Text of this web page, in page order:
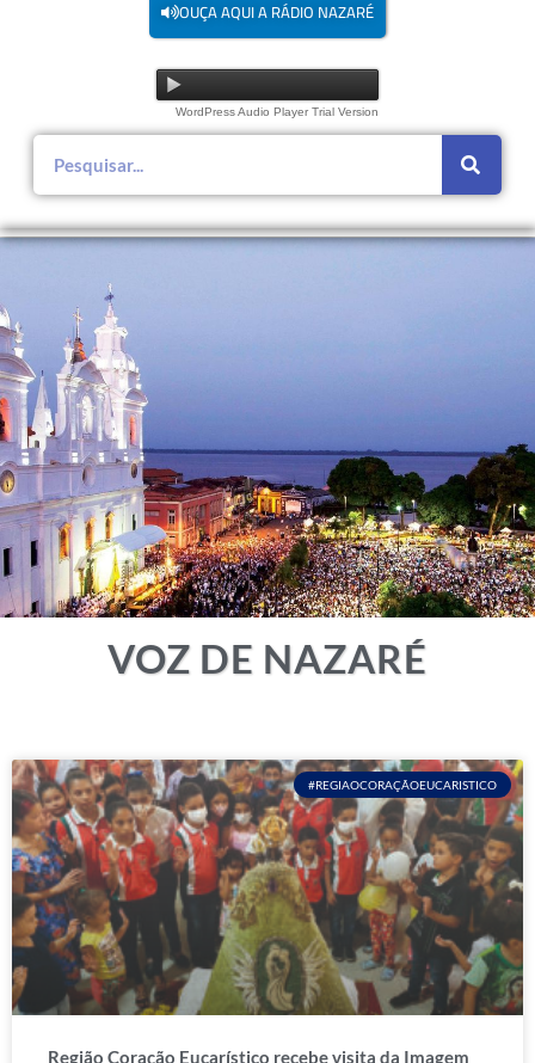
OUÇA AQUI A RÁDIO NAZARÉ
WordPress Audio Player Trial Version
VOZ DE NAZARÉ
#REGIAOCORAÇÃOEUCARISTICO
Região Coração Eucarístico recebe visita da Imagem